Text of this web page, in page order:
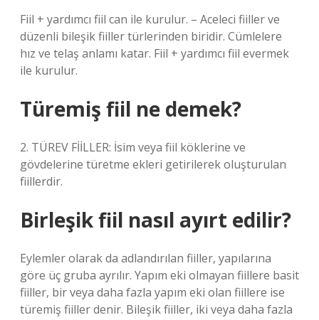
Fiil + yardımcı fiil can ile kurulur. – Aceleci fiiller ve
düzenli bileşik fiiller türlerinden biridir. Cümlelere
hız ve telaş anlamı katar. Fiil + yardımcı fiil evermek
ile kurulur.
Türemiş fiil ne demek?
2. TÜREV FİİLLER: İsim veya fiil köklerine ve
gövdelerine türetme ekleri getirilerek oluşturulan
fiillerdir.
Birleşik fiil nasıl ayırt edilir?
Eylemler olarak da adlandırılan fiiller, yapılarına
göre üç gruba ayrılır. Yapım eki olmayan fiillere basit
fiiller, bir veya daha fazla yapım eki olan fiillere ise
türemiş fiiller denir. Bileşik fiiller, iki veya daha fazla